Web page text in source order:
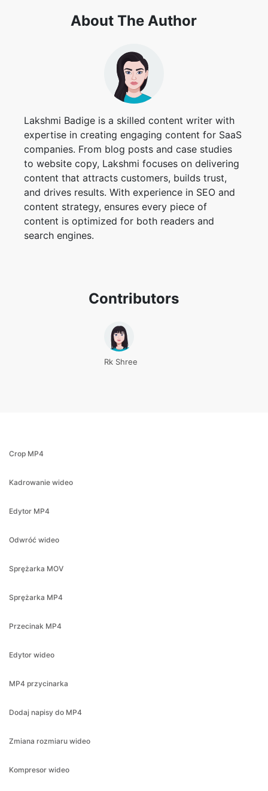
Lakshmi Badige is a skilled content writer with
expertise in creating engaging content for SaaS
companies. From blog posts and case studies
to website copy, Lakshmi focuses on delivering
content that attracts customers, builds trust,
and drives results. With experience in SEO and
content strategy, ensures every piece of
content is optimized for both readers and
search engines.
Rk Shree
Kadrowanie wideo
Edytor MP4
Odwróć wideo
Sprężarka MOV
Sprężarka MP4
Przecinak MP4
Edytor wideo
MP4 przycinarka
Dodaj napisy do MP4
Zmiana rozmiaru wideo
Kompresor wideo
Obcinarka wideo